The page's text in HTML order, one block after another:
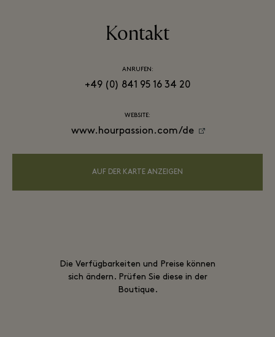
Kontakt
ANRUFEN:
+49 (0) 841 95 16 34 20
WEBSITE:
www.hourpassion.com/de
AUF DER KARTE ANZEIGEN
Die Verfügbarkeiten und Preise können
sich ändern. Prüfen Sie diese in der
Boutique.